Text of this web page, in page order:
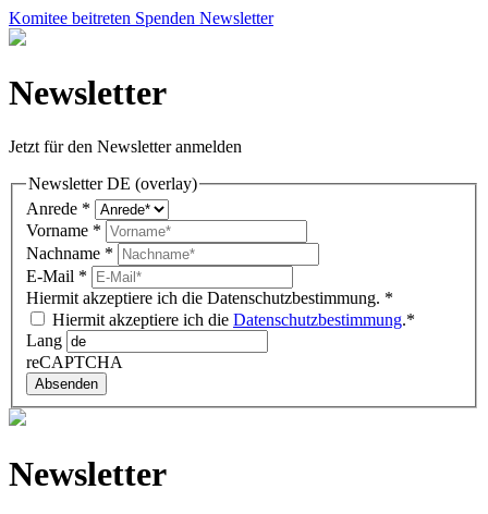
Komitee beitreten Spenden Newsletter
Newsletter
Jetzt für den Newsletter anmelden
Newsletter DE (overlay)
Anrede *
Vorname *
Nachname *
E-Mail *
Hiermit akzeptiere ich die Datenschutzbestimmung. *
Hiermit akzeptiere ich die Datenschutzbestimmung.*
Lang
reCAPTCHA
Absenden
Newsletter